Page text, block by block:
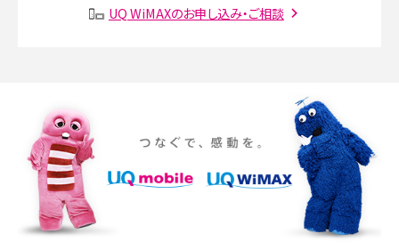
SMSとは？料金やできること、注意点や届かない時の対処法を解説
iPhone 16eとiPhone SE（第3世代）の違いは？サイズやスペックを比較して解説
iPhone 16eとiPhone 14を徹底比較！スペック・機能の違いをわかりやすく紹介
iPhone 16シリーズのモデルを比較！価格・サイズ・カメラ性能の違いを徹底解説
iPhone 16とiPhone 15の違いは？カメラ・スペック・機能を徹底比較
UQ WiMAXのお申し込み・ご相談